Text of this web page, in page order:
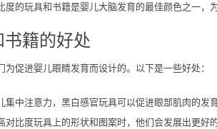
度的玩具和书籍是婴儿大脑发育的最佳颜色之一，
籍的好处
促进婴儿眼睛发育而设计的。以下是一些好处：
集中注意力，黑白感官玩具可以促进眼部肌肉的发育
对比度玩具上的形状和图案时，他们会发展出更好